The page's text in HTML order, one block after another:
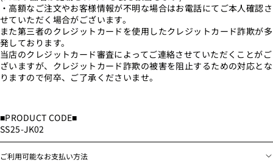
・高額なご注文やお客様情報が不明な場合はお電話にてご本人確認さ
せていただく場合がございます。
また第三者のクレジットカードを使用したクレジットカード詐欺が多
発しております。
当店のクレジットカード審査によってご連絡させていただくことがご
ざいますが、クレジットカード詐欺の被害を阻止するための対応とな
りますので何卒、ご了承くださいませ。
■PRODUCT CODE■
SS25-JK02
ご利用可能なお支払い方法